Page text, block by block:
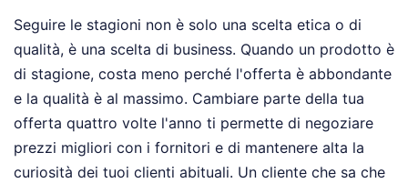
Seguire le stagioni non è solo una scelta etica o di
qualità, è una scelta di business. Quando un prodotto è
di stagione, costa meno perché l'offerta è abbondante
e la qualità è al massimo. Cambiare parte della tua
offerta quattro volte l'anno ti permette di negoziare
prezzi migliori con i fornitori e di mantenere alta la
curiosità dei tuoi clienti abituali. Un cliente che sa che